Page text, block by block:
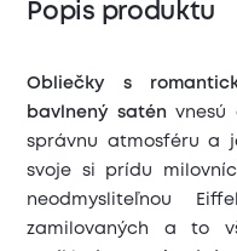
Popis produktu
Obliečky s
bavlnený saténvnesú
správnu atmosféru a
svoje si prídu
neodmysliteľnou
zamilovaných a to